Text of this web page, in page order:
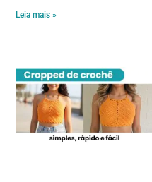
Leia mais »